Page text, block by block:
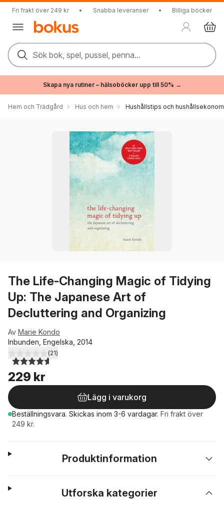
Fri frakt över 249 kr • Snabba leveranser • Billiga böcker
Sök bok, spel, pussel, penna...
Skapa nya rutiner – hälsoböcker upp till 50% →
Hem och Trädgård Hus och hem Hushållstips och
The Life-Changing Magic of Tidying
Up: The Japanese Art of
Decluttering and Organizing
Av Marie Kondo
Inbunden, Engelska, 2014
4,6utav 5 stjärnor. Totalt antal röster:
(21)
229 kr
Lägg i varukorg
Beställningsvara. Skickas inom 3-6 vardagar. Fri frakt över
249 kr.
Produktinformation
Utforska kategorier